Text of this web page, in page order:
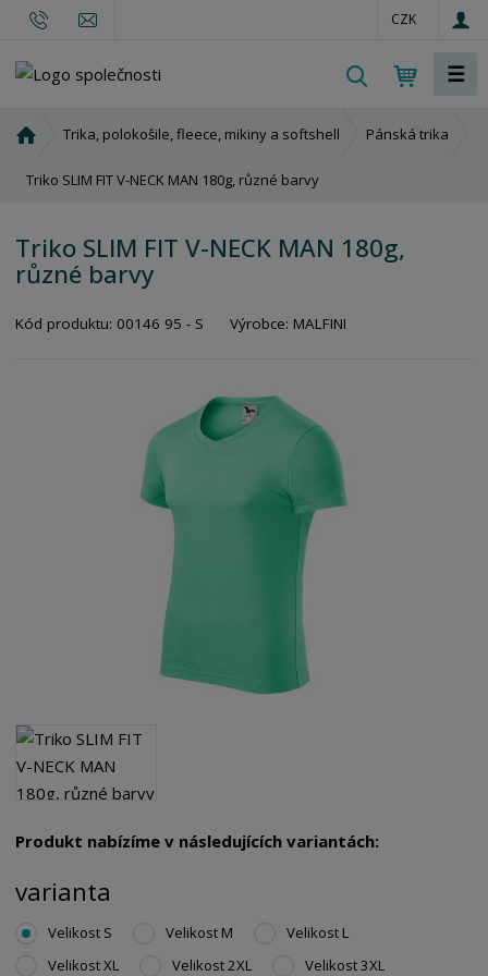
CZK
h
a
t
☰
o
í
s
r
Trika, polokošile, fleece, mikiny a softshell Pánská trika
Triko SLIM FIT V-NECK MAN 180g, různé barvy
Triko SLIM FIT V-NECK MAN 180g,
různé barvy
Kód produktu: 00146 95 - S Výrobce: MALFINI
Produkt nabízíme v následujících variantách:
varianta
Velikost S Velikost M
Velikost L
Velikost XL
Velikost 2XL Velikost 3XL